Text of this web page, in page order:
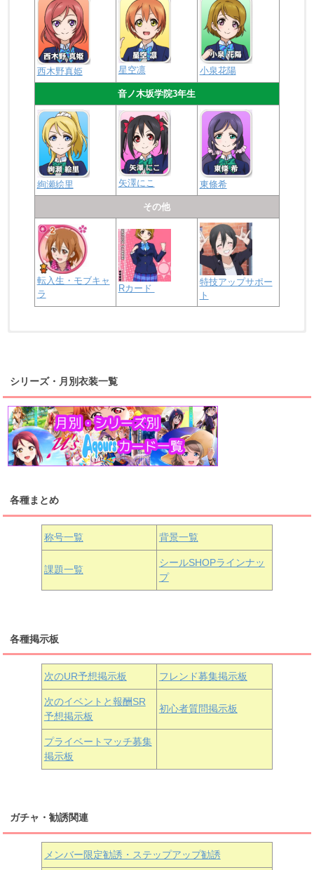
西木野真姫 星空凛 小泉花陽
音ノ木坂学院3年生
絢瀬絵里 矢澤にこ 東條希
その他
転入生・モブキャ
ラ
Rカード
特技アップサポー
ト
桜内梨子 高海千歌 渡辺曜
浦の星女学院1年生
津島善子 黒澤ルビィ
浦の星女学院3年生
黒澤ダイヤ
上原歩夢 宮下愛 優木せつ菜
虹ヶ咲学園1年生
中須かすみ 天王寺璃奈
朝香果林 近江彼方 エマ・ヴェルデ
シリーズ・月別衣装一覧
各種まとめ
称号一覧 背景一覧
課題一覧
シールSHOPラインナッ
プ
各種掲示板
次のUR予想掲示板 フレンド募集掲示板
次のイベントと報酬SR
予想掲示板
初心者質問掲示板
プライベートマッチ募集
掲示板
ガチャ・勧誘関連
メンバー限定勧誘・ステップアップ勧誘